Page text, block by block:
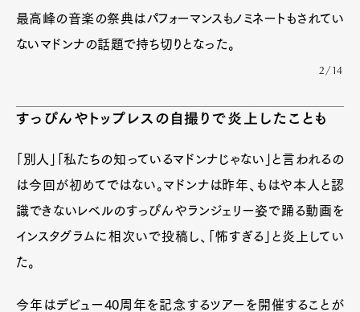
最高峰の音楽の祭典はパフォーマンスもノミネートもされてい
ないマドンナの話題で持ち切りとなった。
2/14
すっぴんやトップレスの自撮りで炎上したことも
「別人」「私たちの知っているマドンナじゃない」と言われるの
は今回が初めてではない。マドンナは昨年、もはや本人と認
識できないレベルのすっぴんやランジェリー姿で踊る動画を
インスタグラムに相次いで投稿し、「怖すぎる」と炎上してい
た。
今年はデビュー40周年を記念するツアーを開催することが